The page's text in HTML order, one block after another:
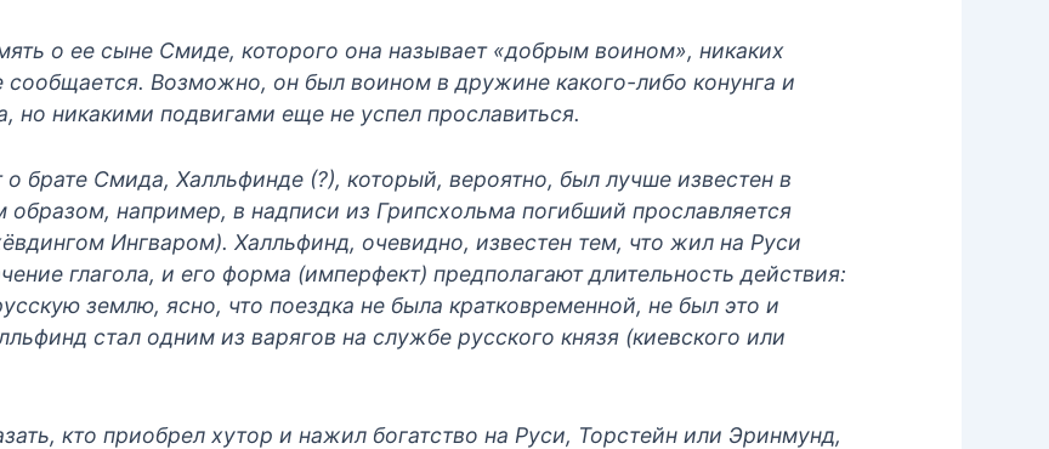
о ее сыне Смиде, которого она называет «добрым воином», никаких
сообщается. Возможно, он был воином в дружине какого-либо конунга и
но никакими подвигами еще не успел прославиться.
брате Смида, Халльфинде (?), который, вероятно, был лучше известен в
например, в надписи из Грипсхольма погибший прославляется
Ингваром). Халльфинд, очевидно, известен тем, что жил на Руси
глагола, и его форма (имперфект) предполагают длительность действия:
землю, ясно, что поездка не была кратковременной, не был это и
стал одним из варягов на службе русского князя (киевского или
кто приобрел хутор и нажил богатство на Руси, Торстейн или Эринмунд,